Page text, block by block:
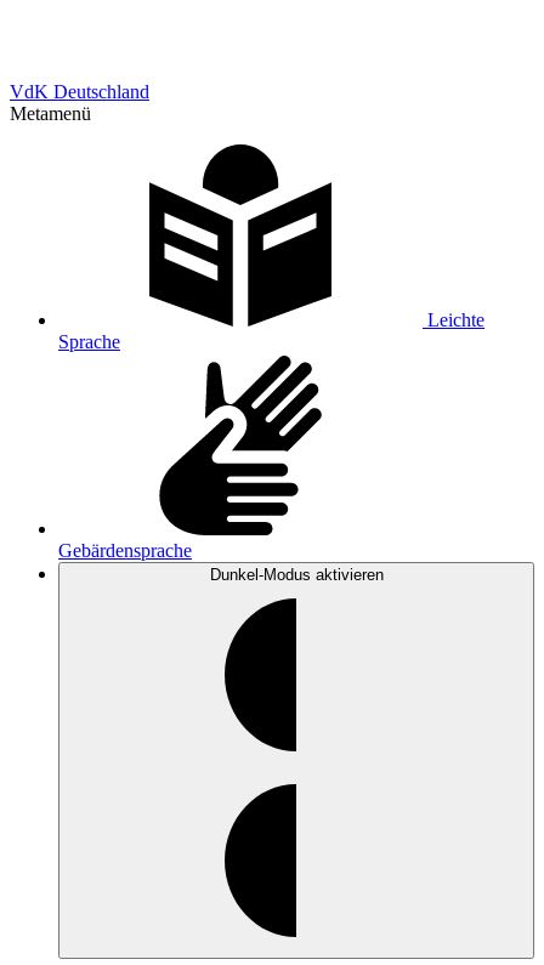
VdK Deutschland
Metamenü
Leichte
Sprache
Gebärdensprache
Dunkel-Modus aktivieren